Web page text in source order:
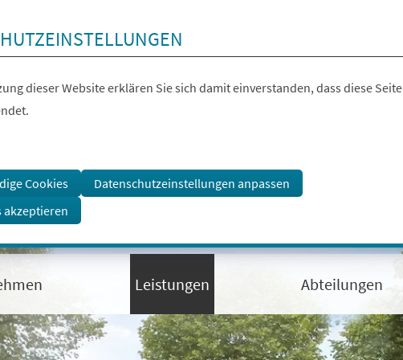
dieser Website erklären Sie sich damit einverstanden, dass diese Seite
Cookies
Datenschutzeinstellungen anpassen
akzeptieren
Leistungen Abteilungen